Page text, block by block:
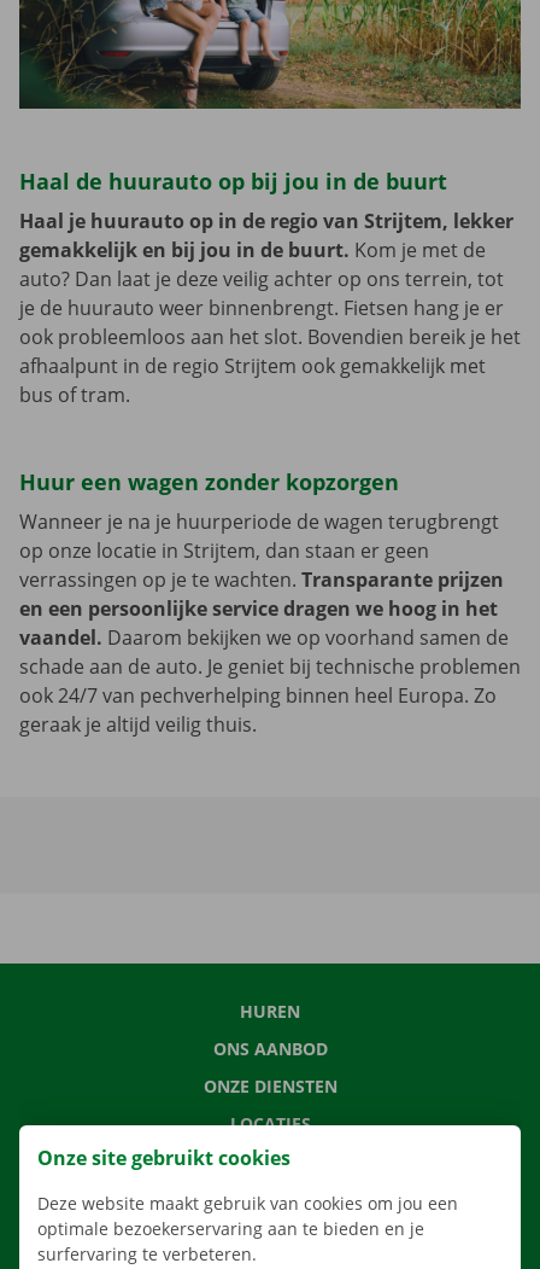
Haal de huurauto op bij jou in de buurt
Haal je huurauto op in de regio van Strijtem, lekker
gemakkelijk en bij jou in de buurt. Kom je met de
auto? Dan laat je deze veilig achter op ons terrein, tot
je de huurauto weer binnenbrengt. Fietsen hang je er
ook probleemloos aan het slot. Bovendien bereik je het
afhaalpunt in de regio Strijtem ook gemakkelijk met
bus of tram.
Huur een wagen zonder kopzorgen
Wanneer je na je huurperiode de wagen terugbrengt
op onze locatie in Strijtem, dan staan er geen
verrassingen op je te wachten. Transparante prijzen
en een persoonlijke service dragen we hoog in het
vaandel. Daarom bekijken we op voorhand samen de
schade aan de auto. Je geniet bij technische problemen
ook 24/7 van pechverhelping binnen heel Europa. Zo
geraak je altijd veilig thuis.
HUREN
ONS AANBOD
ONZE DIENSTEN
LOCATIES
APP
VERHUISOPLOSSINGEN
Onze site gebruikt cookies
Deze website maakt gebruik van cookies om jou een
optimale bezoekerservaring aan te bieden en je
surfervaring te verbeteren.